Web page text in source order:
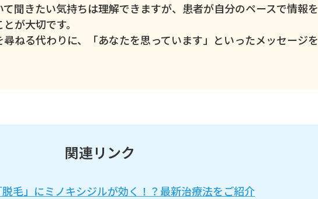
聞きたい気持ちは理解できますが、患者が自分のペースで情報を
が大切です。
尋ねる代わりに、「あなたを思っています」といったメッセージを
関連リンク
毛」にミノキシジルが効く！？最新治療法をご紹介